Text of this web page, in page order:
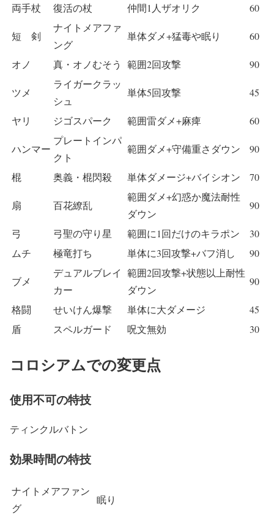
両手杖 復活の杖 仲間1人ザオリク 60
短 剣
ナイトメアファ
ング
単体ダメ+猛毒や眠り 60
オノ 真・オノむそう 範囲2回攻撃 90
ツメ
ライガークラッ
シュ
単体5回攻撃 45
ヤリ ジゴスパーク 範囲雷ダメ+麻痺 60
ハンマー
プレートインパ
クト
範囲ダメ+守備重さダウン 90
棍 奥義・棍閃殺 単体ダメージ+バイシオン 70
扇 百花繚乱
範囲ダメ+幻惑か魔法耐性
ダウン
90
弓 弓聖の守り星 範囲に1回だけのキラポン
30
ムチ
極竜打ち 単体に3回攻撃+バフ消し 90
ブメ
デュアルブレイ
カー
範囲2回攻撃+状態以上耐性
ダウン
90
格闘 せいけん爆撃 単体に大ダメージ
45
盾
スペルガード 呪文無効 30
コロシアムでの変更点
使用不可の特技
ティンクルバトン
効果時間の特技
ナイトメアファン
グ
眠り